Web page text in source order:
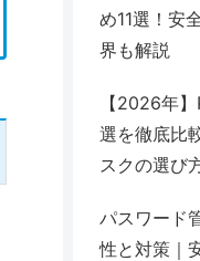
め11選！安
界も解説
【2026年
選を徹底比
スクの選び
パスワード
性と対策｜